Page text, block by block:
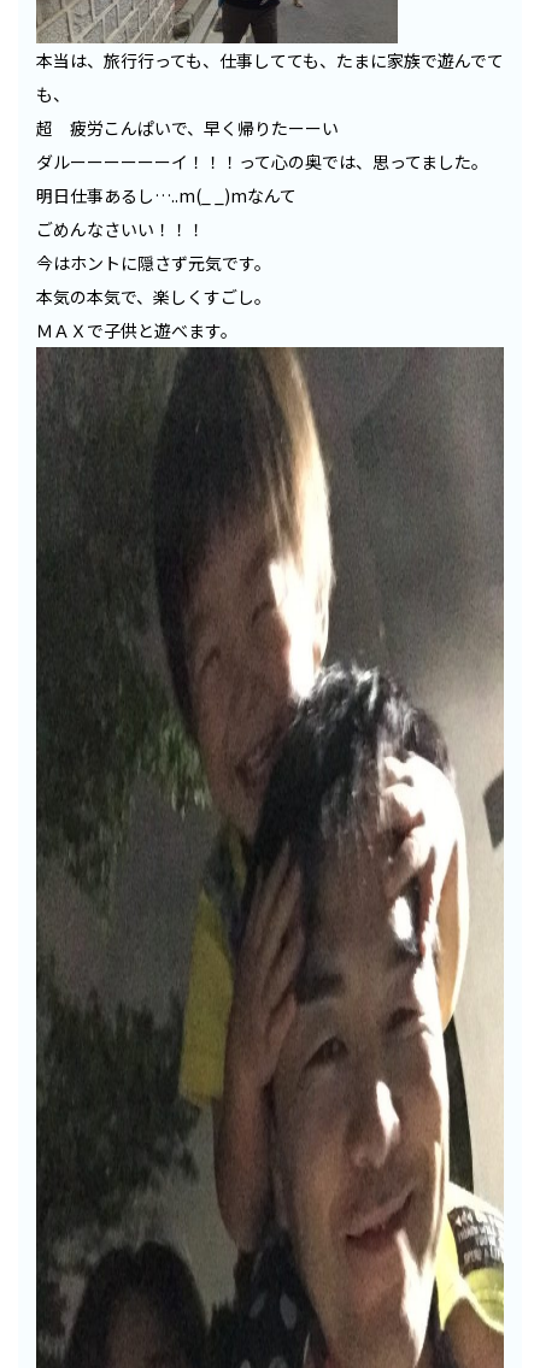
本当は、旅行行っても、仕事してても、たまに家族で遊んでて
も、
超 疲労こんぱいで、早く帰りたーーい
ダルーーーーーーイ！！！って心の奥では、思ってました。
明日仕事あるし…..m(_ _)mなんて
ごめんなさいい！！！
今はホントに隠さず元気です。
本気の本気で、楽しくすごし。
ＭＡＸで子供と遊べます。